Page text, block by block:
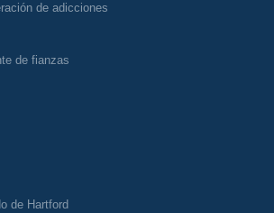
de adicciones
de fianzas
de Hartford